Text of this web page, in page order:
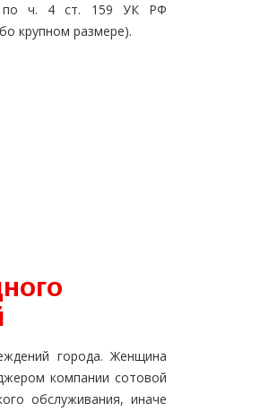
по ч. 4 ст. 159 УК РФ
крупном размере).
города. Женщина
компании сотовой
обслуживания, иначе